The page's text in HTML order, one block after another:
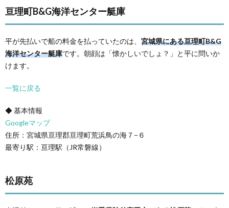
亘理町B&G海洋センター艇庫
平が先払いで船の料金を払っていたのは、 宮城県にある亘理町B&G
海洋センター艇庫です。朝顔は「懐かしいでしょ？」と平に問いか
けます。
一覧に戻る
◆ 基本情報
Googleマップ
住所：宮城県亘理郡亘理町荒浜鳥の海７−６
最寄り駅：亘理駅（JR常磐線）
松原苑